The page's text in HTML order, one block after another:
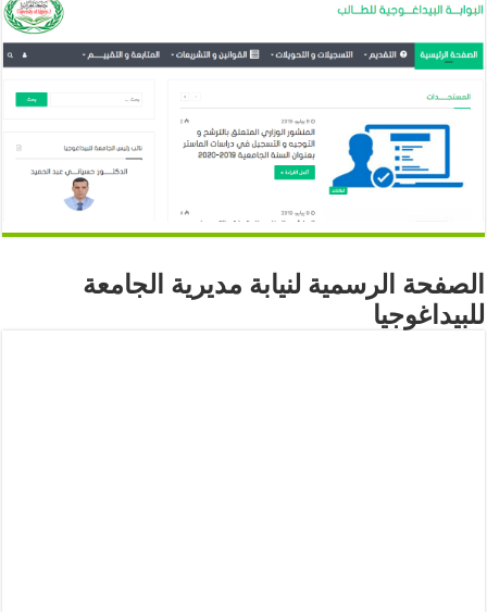
الصفحة الرسمية لنيابة مديرية الجامعة
للبيداغوجيا